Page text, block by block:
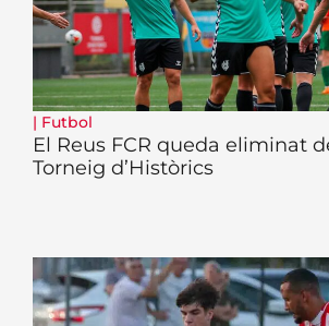
| Futbol
El Reus FCR queda eliminat
Torneig d’Històrics